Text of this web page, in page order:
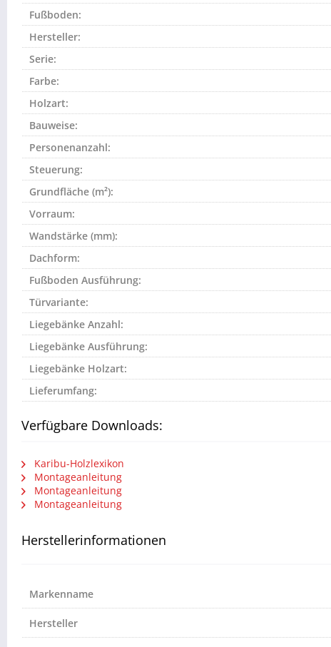
Fußboden:
Hersteller:
Serie:
Farbe:
Holzart:
Bauweise:
Personenanzahl:
Steuerung:
Grundfläche (m²):
Vorraum:
Wandstärke (mm):
Dachform:
Fußboden Ausführung:
Türvariante:
Liegebänke Anzahl:
Liegebänke Ausführung:
Liegebänke Holzart:
Lieferumfang:
Verfügbare Downloads:
Karibu-Holzlexikon
Montageanleitung
Montageanleitung
Montageanleitung
Herstellerinformationen
Markenname
Hersteller